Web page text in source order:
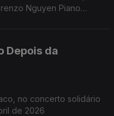
Nguyen Piano
Depois da
no concerto solidário
de 2026